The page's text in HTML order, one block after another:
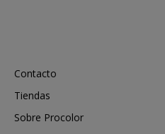
Contacto
Tiendas
Sobre Procolor